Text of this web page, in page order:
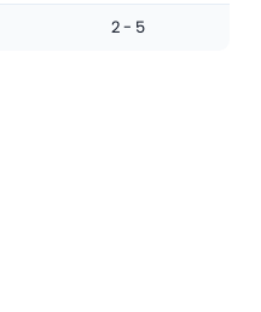
2 - 5